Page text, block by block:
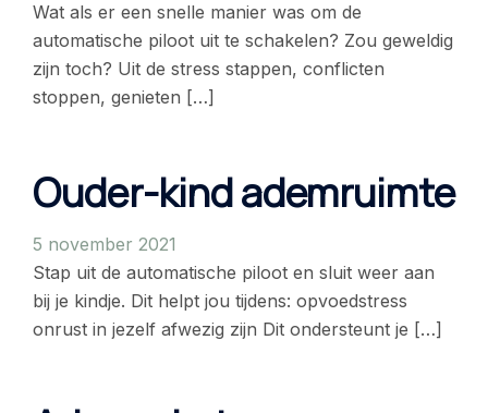
Wat als er een snelle manier was om de
automatische piloot uit te schakelen? Zou geweldig
zijn toch? Uit de stress stappen, conflicten
stoppen, genieten […]
Ouder-kind ademruimte
5 november 2021
Stap uit de automatische piloot en sluit weer aan
bij je kindje. Dit helpt jou tijdens: opvoedstress
onrust in jezelf afwezig zijn Dit ondersteunt je […]